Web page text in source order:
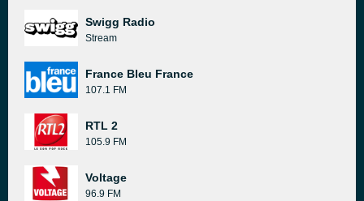
Swigg Radio
Stream
France Bleu France
107.1 FM
RTL 2
105.9 FM
Voltage
96.9 FM